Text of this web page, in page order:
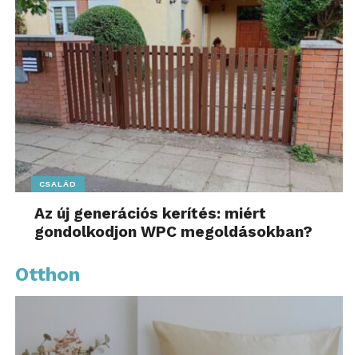
CSALÁD
Az új generációs kerítés: miért
gondolkodjon WPC megoldásokban?
Otthon